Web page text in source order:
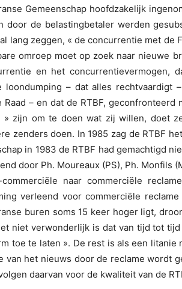
Gemeenschap hoofdzakelijk
door de belastingbetaler werden
lang zeggen, « de concurrentie met de
omroep moet op zoek naar nieuwe
en het concurrentievermogen,
loondumping – dat alles rechtvaardigt
Raad – en dat de RTBF,
zijn om te doen wat zij willen, doet
zenders doen. In 1985 zag de RTBF
in 1983 de RTBF had gemachtigd
door Ph. Moureaux (PS), Ph. Monfils
commerciële naar commerciële
verleend voor commerciële
buren soms 15 keer hoger ligt,
niet verwonderlijk is dat van tijd tot
toe te laten ». De rest is als een
van het nieuws door de reclame wordt
daarvan voor de kwaliteit van de